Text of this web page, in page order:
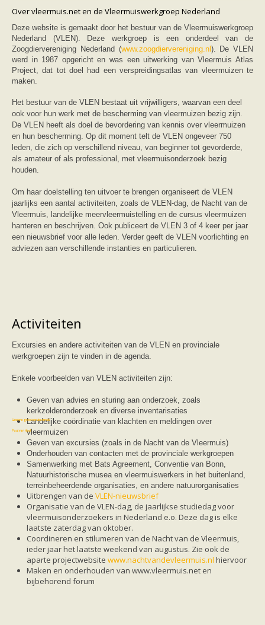
Limburg
Noord-Brabant
Noord-Holland
Overijssel
Utrecht
Zeeland
Zuid-Holland
Bescherming
Soortbescherming
Gebiedsbescherming
Hulp bij bouwplannen en bomenkap
Vleermuisprotocol
Knelpunten in vleermuisbescherming
Vleermuis advies en onderzoekbureaus
Doe mee
Meedoen
Landelijk zoogdierwerkgroepen
Regionale of provinciale werkgroepen
Jeugd
Internationaal
Landelijke natuurverenigingen
Voedsel en jagen
Verblijfplaatsen
Echolocatie
Soorten
Baardvleermuis
Bechsteins vleermuis
Brandt's vleermuis
Bruine of gewone grootoorvleermuis
Franjestaart
Gewone dwergvleermuis
Grijze grootoorvleermuis
Grote rosse vleermuis
Ingekorven vleermuis
Kleine en grote hoefijzerneus
Laatvlieger
Meervleermuis
Mopsvleermuis
Noordse vleermuis
Rosse vleermuis
Ruige dwergvleermuis
Tweekleurige vleermuis
Vale vleermuis
Watervleermuis
Vleermuizen en eikenprocessierups
Kinderpagina
Gewone grootoorvleermuis
Paul van Hoof
Over vleermuis.net en de Vleermuiswerkgroep Nederland
Deze website is gemaakt door het bestuur van de Vleermuiswerkgroep
Nederland (VLEN). Deze werkgroep is een onderdeel van de
Zoogdiervereniging Nederland (www.zoogdiervereniging.nl ). De VLEN
werd in 1987 opgericht en was een uitwerking van Vleermuis Atlas
Project, dat tot doel had een verspreidingsatlas van vleermuizen te
maken.
Het bestuur van de VLEN bestaat uit vrijwilligers, waarvan een deel
ook voor hun werk met de bescherming van vleermuizen bezig zijn.
De VLEN heeft als doel de bevordering van kennis over vleermuizen
en hun bescherming. Op dit moment telt de VLEN ongeveer 750
leden, die zich op verschillend niveau, van beginner tot gevorderde,
als amateur of als professional, met vleermuisonderzoek bezig
houden.
Om haar doelstelling ten uitvoer te brengen organiseert de VLEN
jaarlijks een aantal activiteiten, zoals de VLEN-dag, de Nacht van de
Vleermuis, landelijke meervleermuistelling en de cursus vleermuizen
hanteren en beschrijven. Ook publiceert de VLEN 3 of 4 keer per jaar
een nieuwsbrief voor alle leden. Verder geeft de VLEN voorlichting en
adviezen aan verschillende instanties en particulieren.
Activiteiten
Excursies en andere activiteiten van de VLEN en provinciale
werkgroepen zijn te vinden in de agenda.
Enkele voorbeelden van VLEN activiteiten zijn:
Geven van advies en sturing aan onderzoek, zoals
kerkzolderonderzoek en diverse inventarisaties
Landelijke coördinatie van klachten en meldingen over
vleermuizen
Geven van excursies (zoals in de Nacht van de Vleermuis)
Onderhouden van contacten met de provinciale werkgroepen
Samenwerking met Bats Agreement, Conventie van Bonn,
Natuurhistorische musea en vleermuiswerkers in het buitenland,
terreinbeheerdende organisaties, en andere natuurorganisaties
Uitbrengen van de VLEN-nieuwsbrief
Organisatie van de VLEN-dag, de jaarlijkse studiedag voor
vleermuisonderzoekers in Nederland e.o. Deze dag is elke
laatste zaterdag van oktober.
Coordineren en stilumeren van de Nacht van de Vleermuis,
ieder jaar het laatste weekend van augustus. Zie ook de
aparte projectwebsite www.nachtvandevleermuis.nl hiervoor
Maken en onderhouden van www.vleermuis.net en
bijbehorend forum